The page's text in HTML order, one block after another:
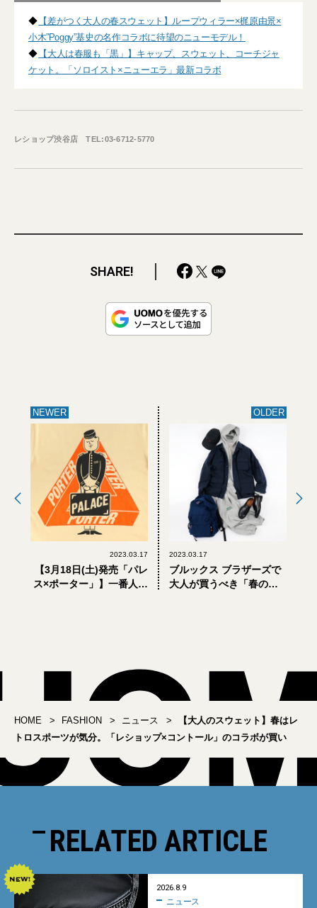
◆ 【差がつく大人の春スウェット】ループウィラー×梶原由景×
小木”Poggy”基史の名作コラボに待望のニューモデル！
◆ 【大人は春服も「黒」】キャップ、スウェット、コーチジャ
ケット。「ソロイスト×ニューエラ」最新コラボ
レショップ渋谷店 TEL:03-6712-5770
SHARE!
NEWER
2023.03.17
【3月18日(土)発売「パレ
ス×ポーター」】一番人気
OLDER
2023.03.17
ブルックス ブラザーズで
大人が買うべき「春のシ
HOME FASHION ニュース
【大人のスウェット】春はレ
トロスポーツが気分。「レショップ×コントール」のコラボが買い
RELATED ARTICLE
2026.8.9
ニュース